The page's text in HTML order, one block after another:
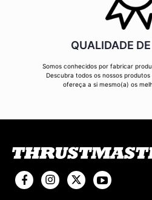
QUALIDADE
Somos conhecidos por fabricar
Descubra todos os nossos
ofereça a si mesmo(a) os